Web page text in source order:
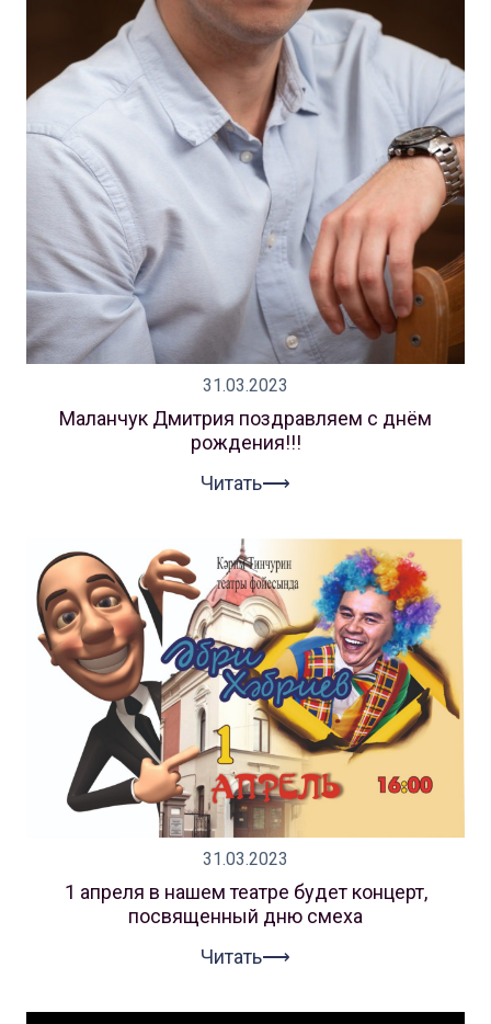
31.03.2023
Маланчук Дмитрия поздравляем с днём
рождения!!!
Читать⟶
31.03.2023
1 апреля в нашем театре будет концерт,
посвященный дню смеха
Читать⟶